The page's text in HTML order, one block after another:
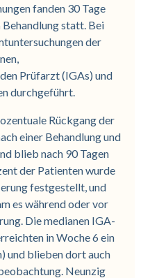
fanden 30 Tage
Behandlung statt. Bei
der
Prüfarzt (IGAs) und
durchgeführt.
Rückgang der
einer Behandlung und
blieb nach 90 Tagen
der Patienten wurde
festgestellt, und
es während oder vor
Die medianen IGA-
in Woche 6 ein
und blieben dort auch
Neunzig